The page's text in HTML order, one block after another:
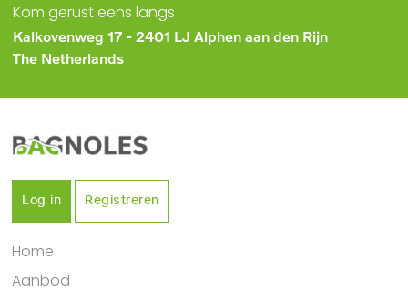
Kom gerust eens langs
Kalkovenweg 17 - 2401 LJ Alphen aan den Rijn
The Netherlands
Log in Registreren
Home
Aanbod